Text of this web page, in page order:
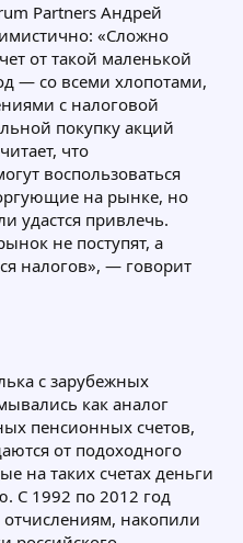
Partners Андрей
«Сложно
от такой маленькой
— со всеми хлопотами,
с налоговой
покупку акций
что
воспользоваться
на рынке, но
удастся привлечь.
не поступят, а
налогов», — говорит
с зарубежных
как аналог
пенсионных счетов,
от подоходного
на таких счетах деньги
С 1992 по 2012 год
накопили